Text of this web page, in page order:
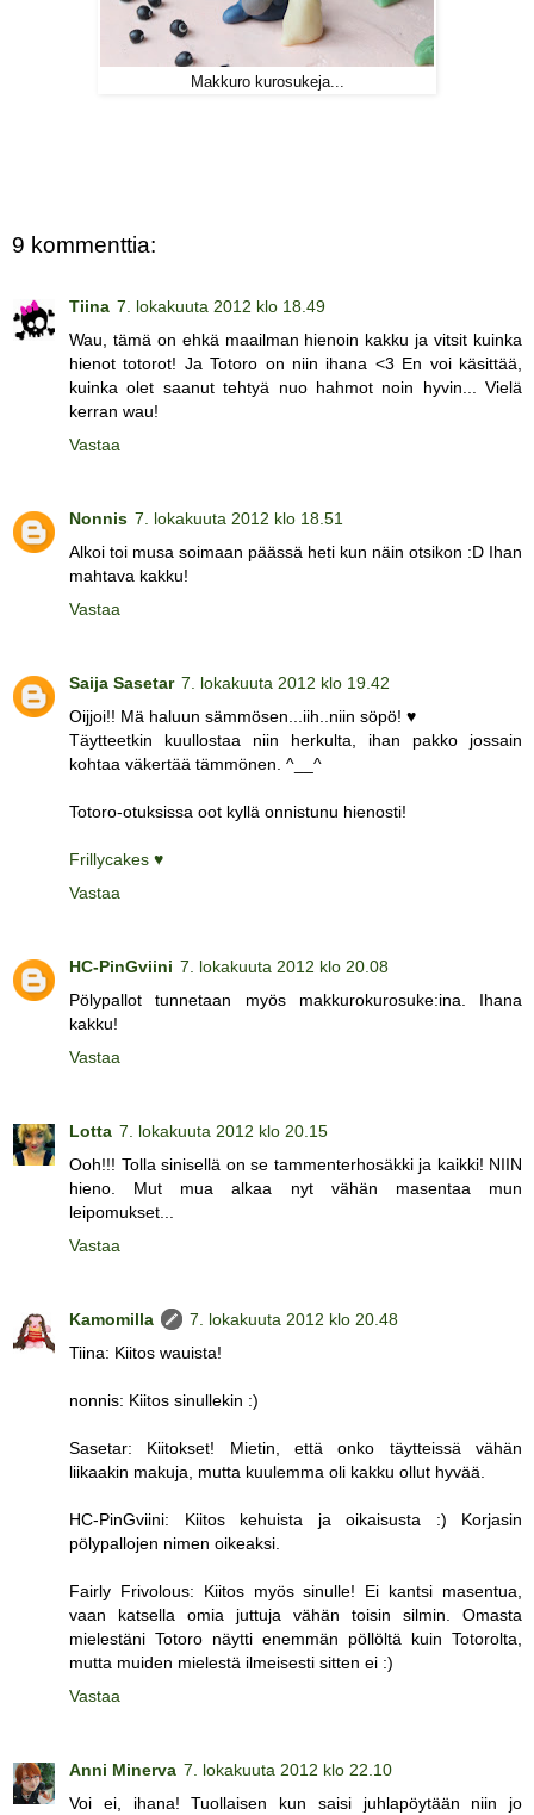
Makkuro kurosukeja...
9 kommenttia:
Tiina 7. lokakuuta 2012 klo 18.49
Wau, tämä on ehkä maailman hienoin kakku ja vitsit kuinka
hienot totorot! Ja Totoro on niin ihana <3 En voi käsittää,
kuinka olet saanut tehtyä nuo hahmot noin hyvin... Vielä
kerran wau!
Vastaa
Nonnis 7. lokakuuta 2012 klo 18.51
Alkoi toi musa soimaan päässä heti kun näin otsikon :D Ihan
mahtava kakku!
Vastaa
Saija Sasetar 7. lokakuuta 2012 klo 19.42
Oijjoi!! Mä haluun sämmösen...iih..niin söpö! ♥
Täytteetkin kuullostaa niin herkulta, ihan pakko jossain
kohtaa väkertää tämmönen. ^__^
Totoro-otuksissa oot kyllä onnistunu hienosti!
Frillycakes ♥
Vastaa
HC-PinGviini 7. lokakuuta 2012 klo 20.08
Pölypallot tunnetaan myös makkurokurosuke:ina. Ihana
kakku!
Vastaa
Lotta 7. lokakuuta 2012 klo 20.15
Ooh!!! Tolla sinisellä on se tammenterhosäkki ja kaikki! NIIN
hieno. Mut mua alkaa nyt vähän masentaa mun
leipomukset...
Vastaa
Kamomilla
7. lokakuuta 2012 klo 20.48
Tiina: Kiitos wauista!
nonnis: Kiitos sinullekin :)
Sasetar: Kiitokset! Mietin, että onko täytteissä vähän
liikaakin makuja, mutta kuulemma oli kakku ollut hyvää.
HC-PinGviini: Kiitos kehuista ja oikaisusta :) Korjasin
pölypallojen nimen oikeaksi.
Fairly Frivolous: Kiitos myös sinulle! Ei kantsi masentua,
vaan katsella omia juttuja vähän toisin silmin. Omasta
mielestäni Totoro näytti enemmän pöllöltä kuin Totorolta,
mutta muiden mielestä ilmeisesti sitten ei :)
Vastaa
Anni Minerva 7. lokakuuta 2012 klo 22.10
Voi ei, ihana! Tuollaisen kun saisi juhlapöytään niin jo